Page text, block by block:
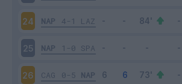
24 NAP 4-1 LAZ
25 NAP 1-0 SPA
26 CAG 0-5 NAP